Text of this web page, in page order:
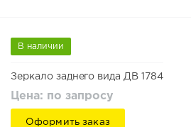
В наличии
Зеркало заднего вида ДВ 1784
Цена: по запросу
Оформить заказ